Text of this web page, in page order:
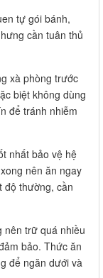
tự gói bánh,
cần tuân thủ
xà phòng trước
biệt không dùng
để tránh nhiễm
nhất bảo vệ hệ
nên ăn ngay
độ thường, cần
nên trữ quá nhiều
bảo. Thức ăn
để ngăn dưới và